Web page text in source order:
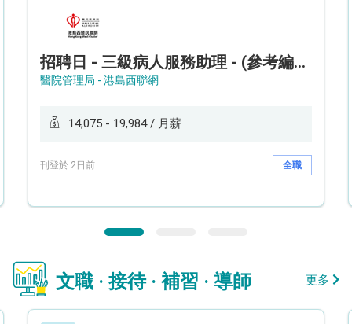
招聘日 - 三級病人服務助理 - (參考編號: HKWCS260107)
醫院管理局 - 港島西聯網
14,075 - 19,984 / 月薪
刊登於 2日前 全職
文職 · 接待 · 補習 · 導師 更多